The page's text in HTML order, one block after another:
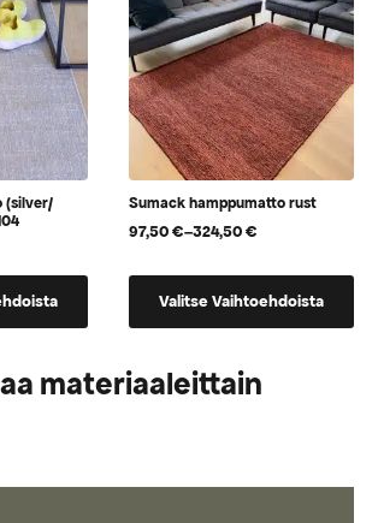
(silver/
Sumack hamppumatto rust
97,50€–324,50€
Hintaluokka:
-
324,50 €
Valitse Vaihtoehdoista
useampi
muunnelma.
valinnat
materiaaleittain